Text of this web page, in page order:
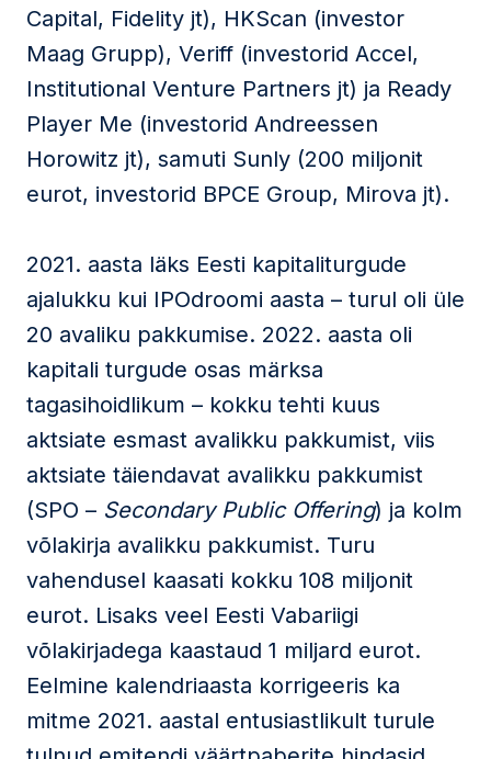
Capital, Fidelity jt), HKScan (investor
Maag Grupp), Veriff (investorid Accel,
Institutional Venture Partners jt) ja Ready
Player Me (investorid Andreessen
Horowitz jt), samuti Sunly (200 miljonit
eurot, investorid BPCE Group, Mirova jt).
2021. aasta läks Eesti kapitaliturgude
ajalukku kui IPOdroomi aasta – turul oli üle
20 avaliku pakkumise. 2022. aasta oli
kapitali turgude osas märksa
tagasihoidlikum – kokku tehti kuus
aktsiate esmast avalikku pakkumist, viis
aktsiate täiendavat avalikku pakkumist
(SPO – Secondary Public Offering) ja kolm
võlakirja avalikku pakkumist. Turu
vahendusel kaasati kokku 108 miljonit
eurot. Lisaks veel Eesti Vabariigi
võlakirjadega kaastaud 1 miljard eurot.
Eelmine kalendriaasta korrigeeris ka
mitme 2021. aastal entusiastlikult turule